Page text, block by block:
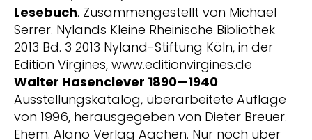
Lesebuch. Zusammengestellt von Michael
Serrer. Nylands Kleine Rheinische Bibliothek
2013 Bd. 3 2013 Nyland-Stiftung Köln, in der
Edition Virgines, www.editionvirgines.de
Walter Hasenclever 1890—1940
Ausstellungskatalog, überarbeitete Auflage
von 1996, herausgegeben von Dieter Breuer.
Ehem. Alano Verlag Aachen. Nur noch über